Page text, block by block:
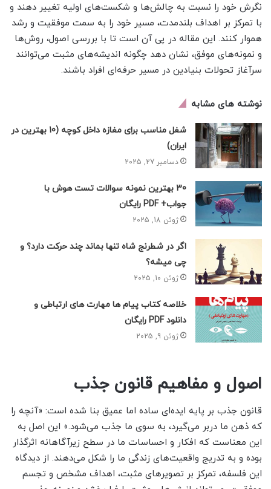
نگرش خود را نسبت به چالش‌ها و شکست‌های اولیه تغییر دهند و
با تمرکز بر اهداف بلندمدت، مسیر خود را به سمت موفقیت و رشد
هموار کنند. این مقاله در پی آن است تا با بررسی اصول، روش‌ها
و نمونه‌های موفق، نشان دهد چگونه اندیشه‌های مثبت می‌توانند
سرآغاز تحولات بنیادین در مسیر حرفه‌ای افراد باشند.
نوشته های مشابه
شغل مناسب برای مغازه داخل کوچه (10 بهترین در
ایران)
دسامبر 27, 2025
30 بهترین نمونه سوالات تست هوش با
جواب+ PDF رایگان
ژوئن 18, 2025
اگر در شطرنج شاه تنها بماند چند حرکت دارد؟ و
چی میشه؟
ژوئن 10, 2025
خلاصه کتاب پیام ها مهارت های ارتباطی و
دانلود PDF رایگان
ژوئن 9, 2025
اصول و مفاهیم قانون جذب
قانون جذب بر پایه ایده‌ای ساده اما عمیق بنا شده است: «آنچه را
که ذهن ما دربر می‌گیرد، به سوی ما جذب می‌شود.» این اصل به
این معناست که افکار و احساسات ما در سطح زیرآگاهانه اثرگذار
بوده و به تدریج واقعیت‌های زندگی ما را شکل می‌دهند. از دیدگاه
این فلسفه، تمرکز بر تصویرهای مثبت، اهداف مشخص و تجسم